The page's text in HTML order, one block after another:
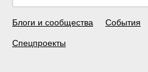
Блоги и сообщества События
Спецпроекты